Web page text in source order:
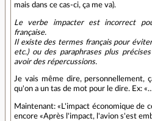
mais dans ce cas-ci, ça me va).
Le verbe impacter est incorrect
française.
Il existe des termes français pour
etc.) ou des paraphrases plus
avoir des répercussions.
Je vais même dire, personnellement,
qu'on a un tas de mot pour le dire. Ex:
Maintenant: «L'impact économique de
encore «Après l'impact, l'avion s'est